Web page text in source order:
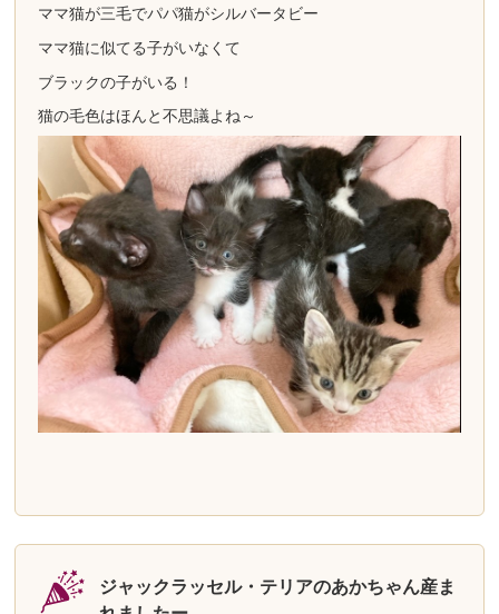
ママ猫が三毛でパパ猫がシルバータビー
ママ猫に似てる子がいなくて
ブラックの子がいる！
猫の毛色はほんと不思議よね～
ジャックラッセル・テリアのあかちゃん産ま